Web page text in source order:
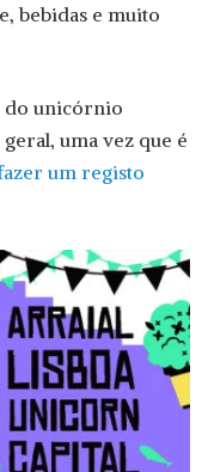
bebidas e muito
do unicórnio
uma vez que é
um registo